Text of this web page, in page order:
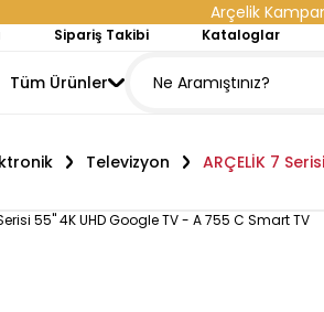
Arçelik
Sipariş Takibi Kataloglar
Tüm Ürünler
Televizyon ARÇELİK 7